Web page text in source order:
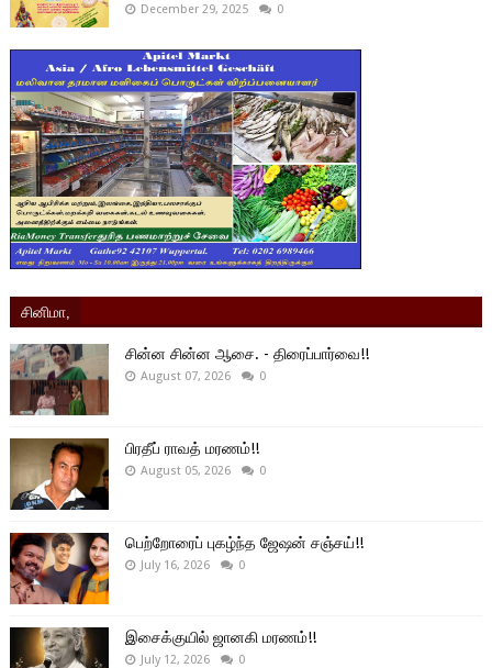
December 29, 2025 0
சினிமா,
சின்ன சின்ன ஆசை. - திரைப்பார்வை!!
August 07, 2026 0
பிரதீப் ராவத் மரணம்!!
August 05, 2026 0
பெற்றோரைப் புகழ்ந்த ஜேஷன் சஞ்சய்!!
July 16, 2026 0
இசைக்குயில் ஜானகி மரணம்!!
July 12, 2026 0